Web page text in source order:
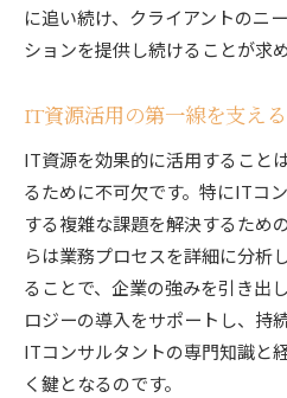
に追い続け、クライアントのニ
ションを提供し続けることが求め
IT資源活用の第一線を支え
IT資源を効果的に活用すること
るために不可欠です。特にITコ
する複雑な課題を解決するため
らは業務プロセスを詳細に分析
ることで、企業の強みを引き出
ロジーの導入をサポートし、持
ITコンサルタントの専門知識と
く鍵となるのです。